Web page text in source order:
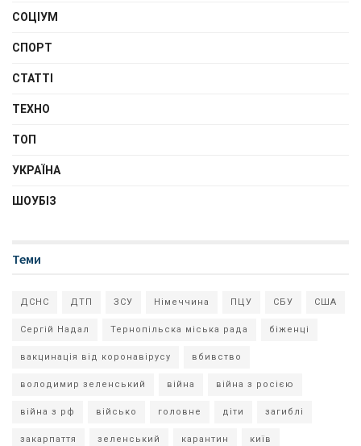
СОЦІУМ
СПОРТ
СТАТТІ
ТЕХНО
ТОП
УКРАЇНА
ШОУБІЗ
Теми
ДСНС ДТП ЗСУ Німеччина ПЦУ СБУ США
Сергій Надал Тернопільска міська рада біженці
вакцинація від коронавірусу вбивство
володимир зеленський війна війна з росією
війна з рф військо головне діти загиблі
закарпаття зеленський карантин київ